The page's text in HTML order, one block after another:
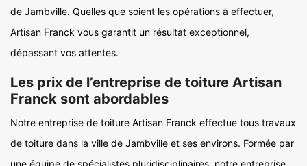
de Jambville. Quelles que soient les opérations à effectuer,
Artisan Franck vous garantit un résultat exceptionnel,
dépassant vos attentes.
Les prix de l’entreprise de toiture Artisan
Franck sont abordables
Notre entreprise de toiture Artisan Franck effectue tous travaux
de toiture dans la ville de Jambville et ses environs. Formée par
une équipe de spécialistes pluridisciplinaires, notre entreprise